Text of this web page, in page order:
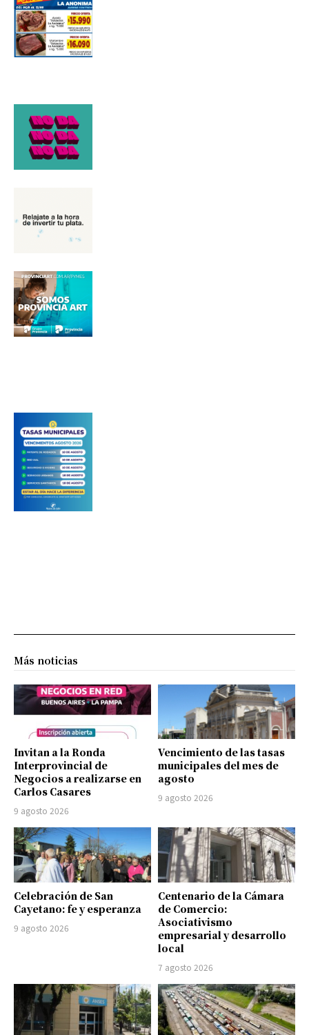
Dirección de correo electrónico
Apellidos
Más noticias
Invitan a la Ronda
Interprovincial de
Negocios a realizarse en
Carlos Casares
9 agosto 2026
Vencimiento de las tasas
municipales del mes de
agosto
9 agosto 2026
Celebración de San
Cayetano: fe y esperanza
9 agosto 2026
Centenario de la Cámara
de Comercio:
Asociativismo
empresarial y desarrollo
local
7 agosto 2026